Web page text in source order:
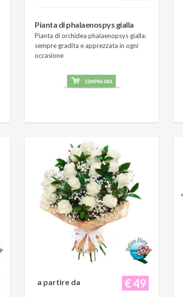
Pianta di phalaenospys gialla
Pianta di orchidea phalaenopsys gialla:
sempre gradita e apprezzata in ogni
occasione
€ 49
a partire da